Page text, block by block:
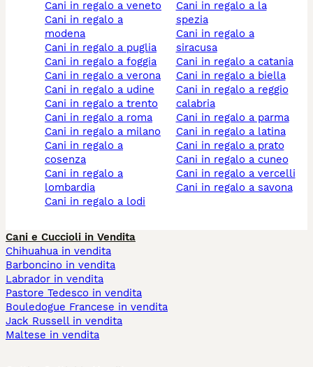
cani in regalo a veneto
cani in regalo a
modena
cani in regalo a puglia
cani in regalo a foggia
cani in regalo a verona
cani in regalo a udine
cani in regalo a trento
cani in regalo a roma
cani in regalo a milano
cani in regalo a
cosenza
cani in regalo a
lombardia
cani in regalo a lodi
cani in regalo a la
spezia
cani in regalo a
siracusa
cani in regalo a catania
cani in regalo a biella
cani in regalo a reggio
calabria
cani in regalo a parma
cani in regalo a latina
cani in regalo a prato
cani in regalo a cuneo
cani in regalo a vercelli
cani in regalo a savona
Cani e Cuccioli in Vendita
Chihuahua in vendita
Barboncino in vendita
Labrador in vendita
Pastore Tedesco in vendita
Bouledogue Francese in vendita
Jack Russell in vendita
Maltese in vendita